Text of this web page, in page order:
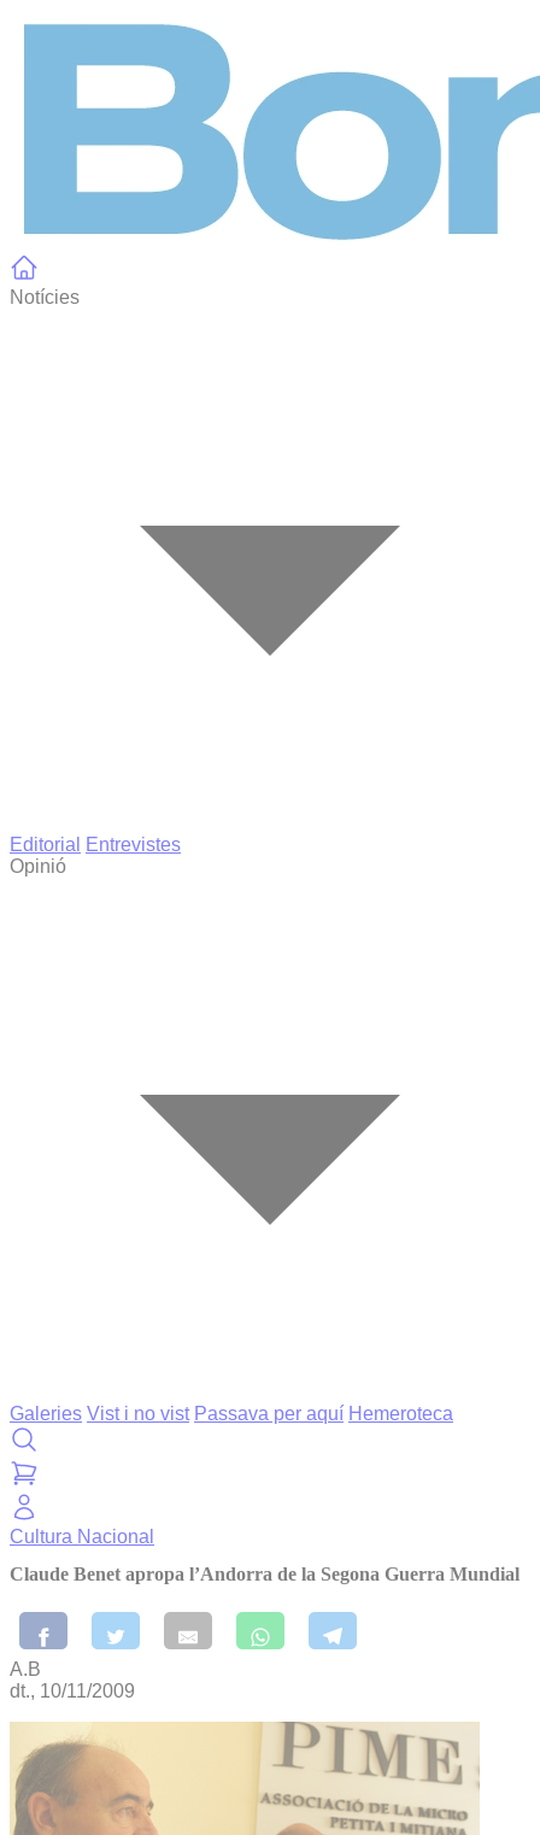
Notícies
Editorial
Entrevistes
Opinió
Galeries Vist i no vist Passava per aquí Hemeroteca
Cultura Nacional
Claude Benet apropa l’Andorra de la Segona Guerra Mundial
A.B
dt., 10/11/2009